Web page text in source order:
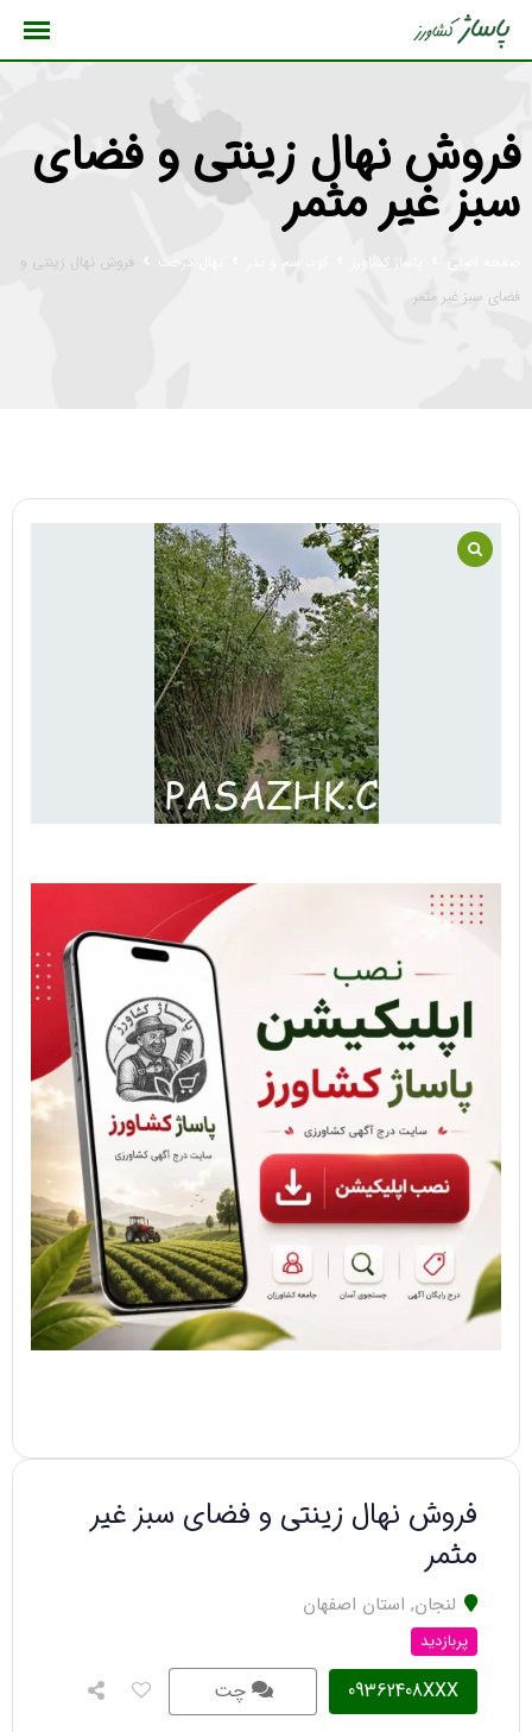
پرش
فروش نهال زینتی و فضای
سبز غیر مثمر
صفحه اصلی پاساژ کشاورز کود، سم و بذر نهال درخت
فروش نهال زینتی و
فضای سبز غیر مثمر
فروش نهال زینتی و فضای سبز غیر
مثمر
لنجان, استان اصفهان
پربازدید
09362408XXX چت